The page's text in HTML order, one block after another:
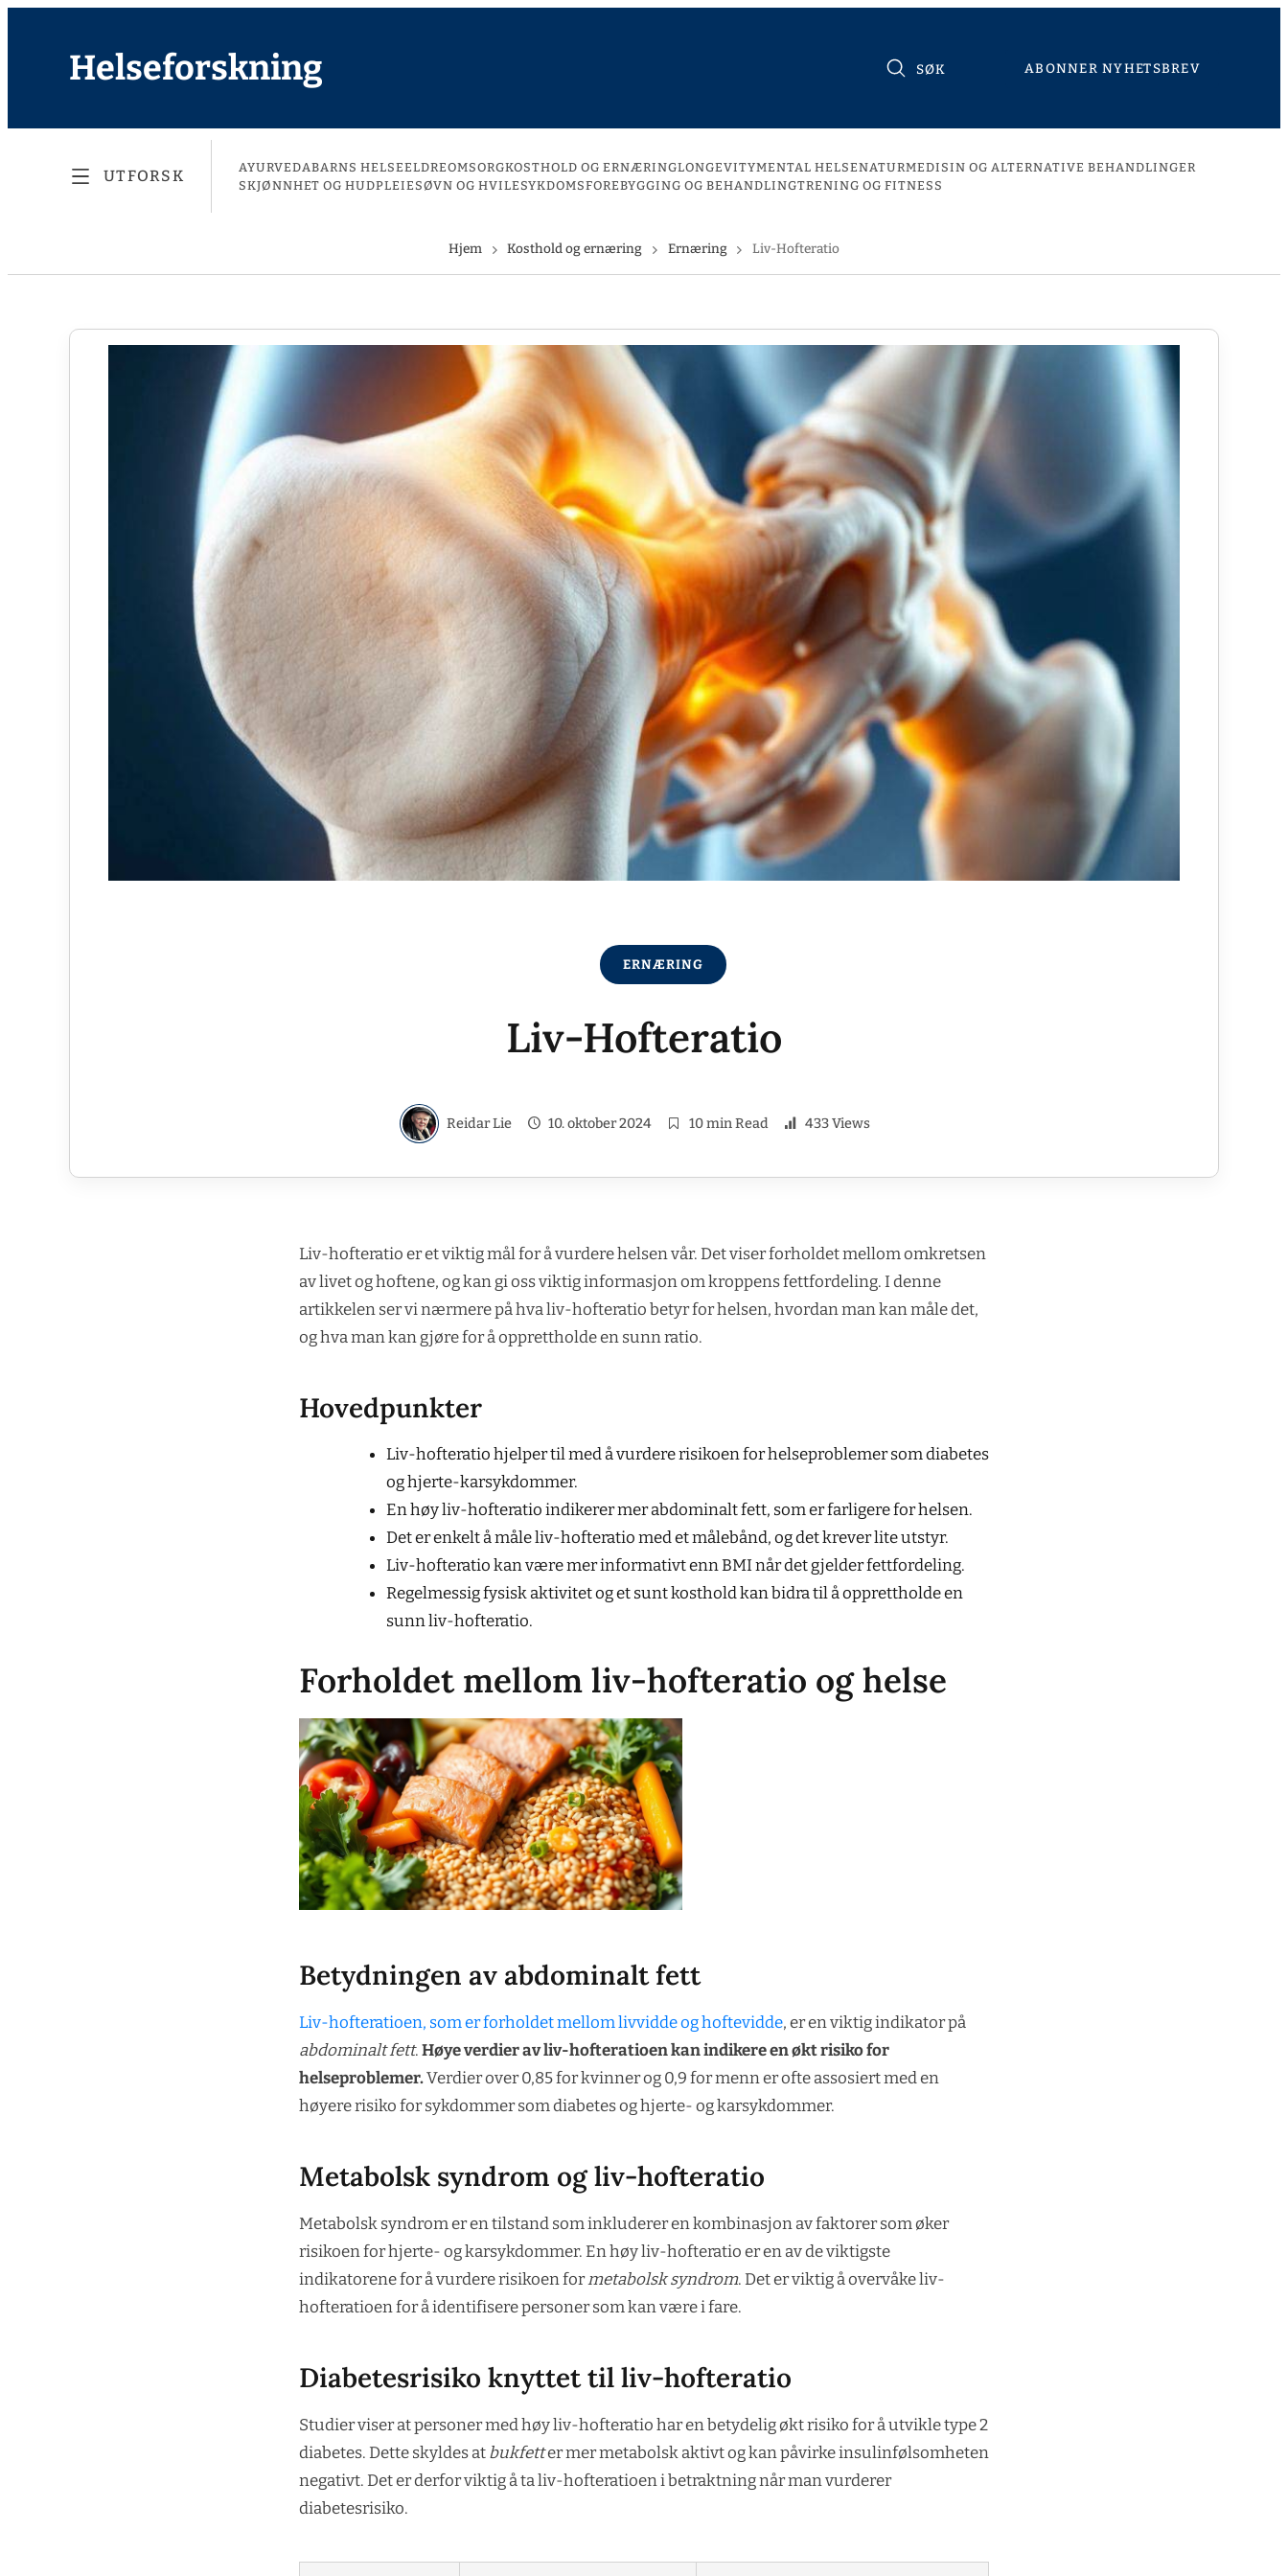
Helseforskning SØK ABONNER NYHETSBREV
UTFORSK AYURVEDABARNS HELSEELDREOMSORGKOSTHOLD OG ERNÆRINGLONGEVITYMENTAL HELSENATURMEDISIN OG ALTERNATIVE BEHANDLINGER
SKJØNNHET OG HUDPLEIE SØVN OG HVILE SYKDOMSFOREBYGGING OG BEHANDLINGTRENING OG FITNESS
Hjem Kosthold og ernæring Ernæring Liv-Hofteratio
ERNÆRING
Liv-Hofteratio
Reidar Lie 10. oktober 2024 10 min Read 433 Views
Liv-hofteratio er et viktig mål for å vurdere helsen vår. Det viser forholdet mellom omkretsen
av livet og hoftene, og kan gi oss viktig informasjon om kroppens fettfordeling. I denne
artikkelen ser vi nærmere på hva liv-hofteratio betyr for helsen, hvordan man kan måle det,
og hva man kan gjøre for å opprettholde en sunn ratio.
Hovedpunkter
Liv-hofteratio hjelper til med å vurdere risikoen for helseproblemer som diabetes
og hjerte-karsykdommer.
En høy liv-hofteratio indikerer mer abdominalt fett, som er farligere for helsen.
Det er enkelt å måle liv-hofteratio med et målebånd, og det krever lite utstyr.
Liv-hofteratio kan være mer informativt enn BMI når det gjelder fettfordeling.
Regelmessig fysisk aktivitet og et sunt kosthold kan bidra til å opprettholde en
sunn liv-hofteratio.
Forholdet mellom liv-hofteratio og helse
Betydningen av abdominalt fett
Liv-hofteratioen, som er forholdet mellom livvidde og hoftevidde, er en viktig indikator på
abdominalt fett. Høye verdier av liv-hofteratioen kan indikere en økt risiko for
helseproblemer.Verdier over 0,85 for kvinner og 0,9 for menn er ofte assosiert med en
høyere risiko for sykdommer som diabetes og hjerte- og karsykdommer.
Metabolsk syndrom og liv-hofteratio
Metabolsk syndrom er en tilstand som inkluderer en kombinasjon av faktorer som øker
risikoen for hjerte- og karsykdommer. En høy liv-hofteratio er en av de viktigste
indikatorene for å vurdere risikoen for metabolsk syndrom. Det er viktig å overvåke liv-
hofteratioen for å identifisere personer som kan være i fare.
Diabetesrisiko knyttet til liv-hofteratio
Studier viser at personer med høy liv-hofteratio har en betydelig økt risiko for å utvikle type 2
diabetes. Dette skyldes at bukfetter mer metabolsk aktivt og kan påvirke insulinfølsomheten
negativt. Det er derfor viktig å ta liv-hofteratioen i betraktning når man vurderer
diabetesrisiko.